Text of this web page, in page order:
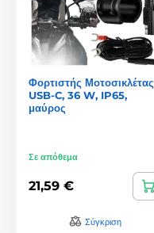
Φορτιστής Μοτοσικλέτας
USB-C, 36 W, IP65,
μαύρος
Σε απόθεμα
21,59 €
Σύγκριση